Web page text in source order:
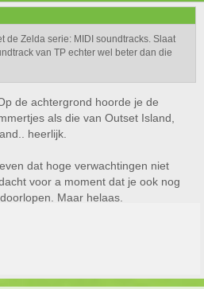
de Zelda serie: MIDI soundtracks. Slaat
van TP echter wel beter dan die
de achtergrond hoorde je de
als die van Outset Island,
heerlijk.
dat hoge verwachtingen niet
voor a moment dat je ook nog
Maar helaas.